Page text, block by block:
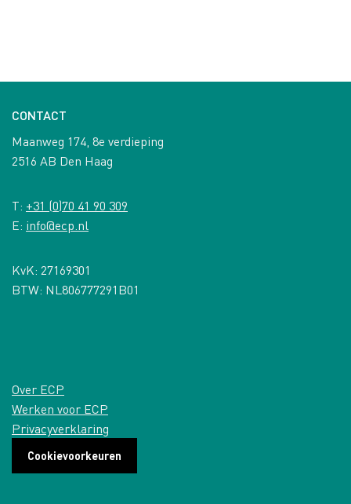
CONTACT
Maanweg 174, 8e verdieping
2516 AB Den Haag
T: +31 (0)70 41 90 309
E: info@ecp.nl
KvK: 27169301
BTW: NL806777291B01
Over ECP
Werken voor ECP
Privacyverklaring
Cookievoorkeuren